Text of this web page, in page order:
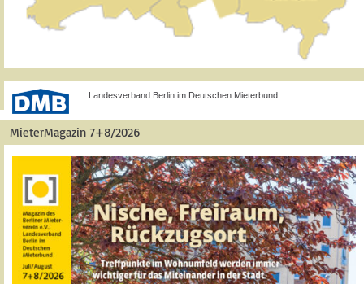
Landesverband Berlin im Deutschen Mieterbund
MieterMagazin 7+8/2026